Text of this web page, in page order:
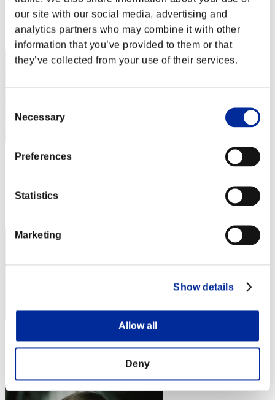
our site with our social media, advertising and
analytics partners who may combine it with other
information that you’ve provided to them or that
they’ve collected from your use of their services.
Selection
Necessary
Preferences
Statistics
Marketing
Show details
Allow all
Deny
Puntos: -
Posición
2
hinkyaku
Posición